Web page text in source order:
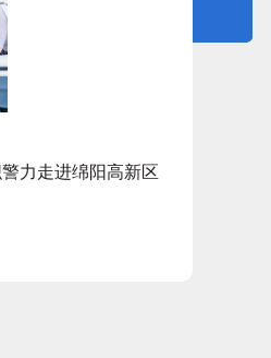
力走进绵阳高新区